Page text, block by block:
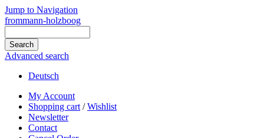
Jump to Navigation
frommann-holzboog
Advanced search
Deutsch
My Account
Shopping cart /Wishlist
Newsletter
Contact